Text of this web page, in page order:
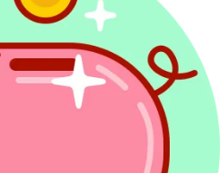
dotychczasowego kodu
ZWUA)
z ulgi na start – zgłoś
społecznych
(ZUS ZUA)